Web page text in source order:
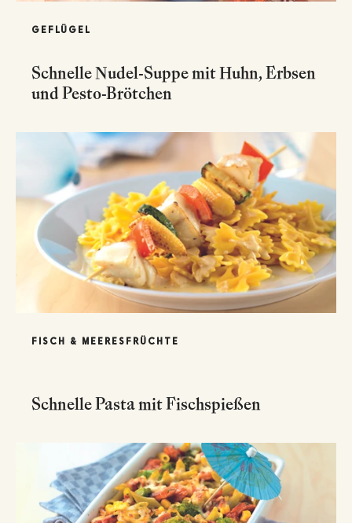
GEFLÜGEL
Schnelle Nudel-Suppe mit Huhn, Erbsen
und Pesto-Brötchen
FISCH & MEERESFRÜCHTE
Schnelle Pasta mit Fischspießen